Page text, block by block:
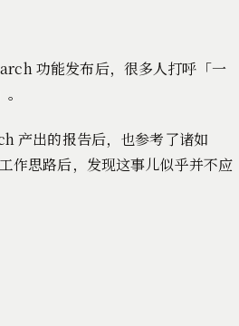
功能发布后，很多人打呼「一
产出的报告后，也参考了诸如
作思路后，发现这事儿似乎并不应